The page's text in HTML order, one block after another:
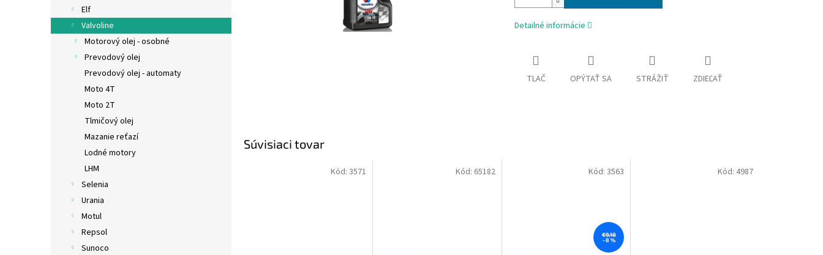
Elf
Valvoline
Motorový olej - osobné
Prevodový olej
Prevodový olej - automaty
Moto 4T
Moto 2T
Tlmičový olej
Mazanie reťazí
Lodné motory
LHM
Selenia
Urania
Motul
Repsol
Sunoco
Detailné informácie
TLAČ OPÝTAŤ SA STRÁŽIŤ ZDIEĽAŤ
Súvisiaci tovar
Kód: 3571 Kód: 65182
€9,18
–8 %
Kód:3563 Kód: 4987